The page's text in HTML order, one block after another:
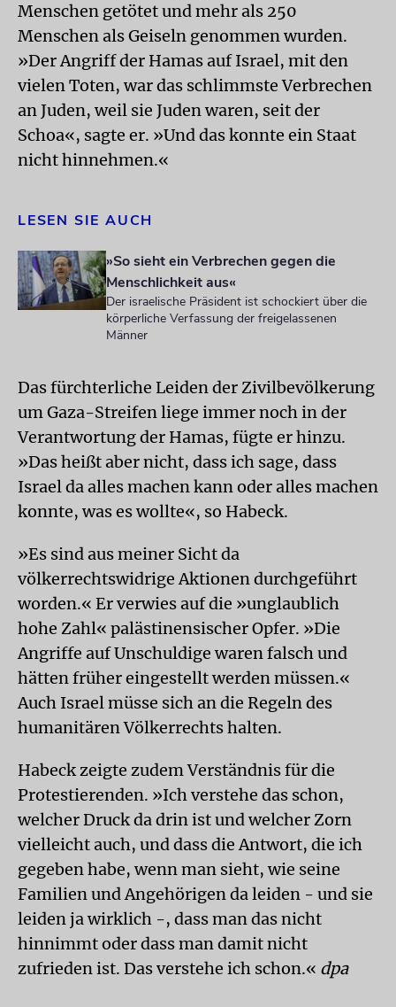
Menschen getötet und mehr als 250
Menschen als Geiseln genommen wurden.
»Der Angriff der Hamas auf Israel, mit den
vielen Toten, war das schlimmste Verbrechen
an Juden, weil sie Juden waren, seit der
Schoa«, sagte er. »Und das konnte ein Staat
nicht hinnehmen.«
LESEN SIE AUCH
»So sieht ein Verbrechen gegen die
Menschlichkeit aus«
Der israelische Präsident ist schockiert über die
körperliche Verfassung der freigelassenen
Männer
Das fürchterliche Leiden der Zivilbevölkerung
um Gaza-Streifen liege immer noch in der
Verantwortung der Hamas, fügte er hinzu.
»Das heißt aber nicht, dass ich sage, dass
Israel da alles machen kann oder alles machen
konnte, was es wollte«, so Habeck.
»Es sind aus meiner Sicht da
völkerrechtswidrige Aktionen durchgeführt
worden.« Er verwies auf die »unglaublich
hohe Zahl« palästinensischer Opfer. »Die
Angriffe auf Unschuldige waren falsch und
hätten früher eingestellt werden müssen.«
Auch Israel müsse sich an die Regeln des
humanitären Völkerrechts halten.
Habeck zeigte zudem Verständnis für die
Protestierenden. »Ich verstehe das schon,
welcher Druck da drin ist und welcher Zorn
vielleicht auch, und dass die Antwort, die ich
gegeben habe, wenn man sieht, wie seine
Familien und Angehörigen da leiden - und sie
leiden ja wirklich -, dass man das nicht
hinnimmt oder dass man damit nicht
zufrieden ist. Das verstehe ich schon.« dpa